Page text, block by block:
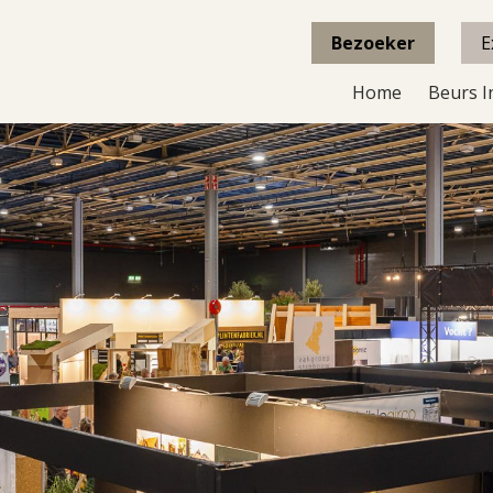
Bezoeker
Home Beurs